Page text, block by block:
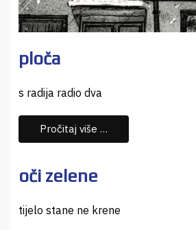
ploča
s radija radio dva
Pročitaj više …
oči zelene
tijelo stane ne krene